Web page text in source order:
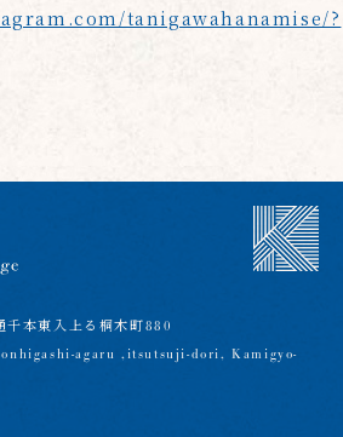
tanigawahanamise/?
千本東入上る桐木町880
agaru ,itsutsuji-dori, Kamigyo-